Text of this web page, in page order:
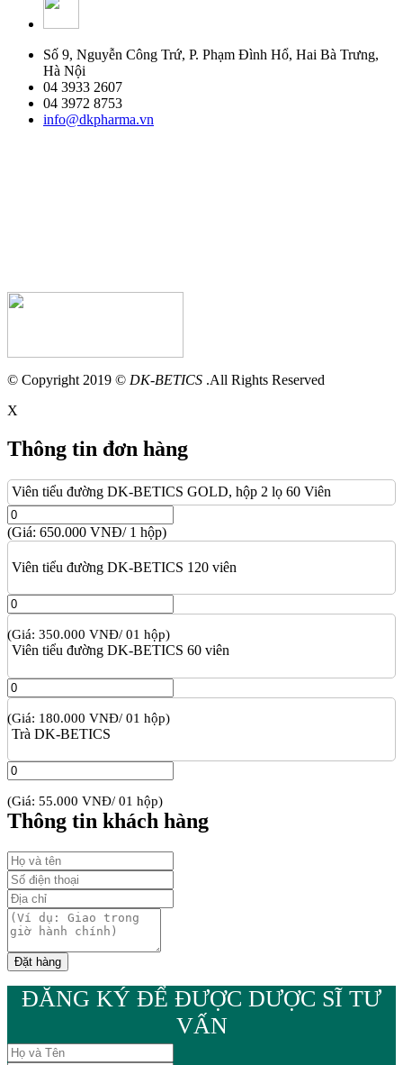
Số 9, Nguyễn Công Trứ, P. Phạm Đình Hổ, Hai Bà Trưng,
Hà Nội
04 3933 2607
04 3972 8753
info@dkpharma.vn
© Copyright 2019 © DK-BETICS .All Rights Reserved
X
Thông tin đơn hàng
Viên tiểu đường DK-BETICS GOLD, hộp 2 lọ 60 Viên
(Giá: 650.000 VNĐ/ 1 hộp)
Viên tiểu đường DK-BETICS 120 viên
(Giá: 350.000 VNĐ/ 01 hộp)
Viên tiểu đường DK-BETICS 60 viên
(Giá: 180.000 VNĐ/ 01 hộp)
Trà DK-BETICS
(Giá: 55.000 VNĐ/ 01 hộp)
Thông tin khách hàng
ĐĂNG KÝ ĐỂ ĐƯỢC DƯỢC SĨ TƯ
VẤN